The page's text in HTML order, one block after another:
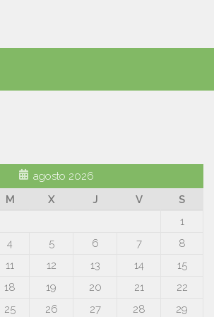
agosto 2026
M X J V
S
1
4 5 6 7
8
11 12 13 14
15
18 19 20 21
22
25 26 27 28
29